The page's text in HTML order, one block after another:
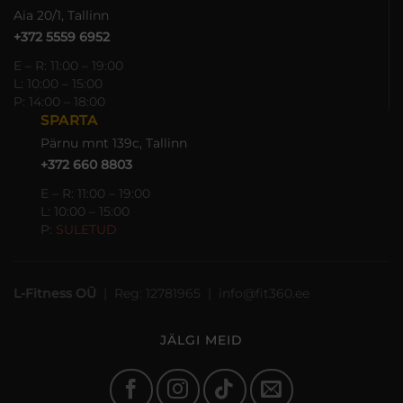
Aia 20/1, Tallinn
+372 5559 6952
E – R: 11:00 – 19:00
L: 10:00 – 15:00
P: 14:00 – 18:00
SPARTA
Pärnu mnt 139c, Tallinn
+372 660 8803
E – R: 11:00 – 19:00
L: 10:00 – 15:00
P: SULETUD
L-Fitness OÜ | Reg: 12781965 | info@fit360.ee
JÄLGI MEID